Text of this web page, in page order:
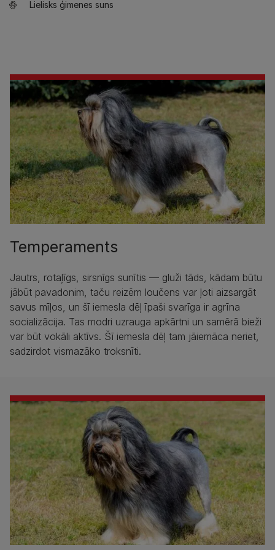
Lielisks ģimenes suns
Temperaments
Jautrs, rotaļīgs, sirsnīgs sunītis — gluži tāds, kādam būtu
jābūt pavadonim, taču reizēm loučens var ļoti aizsargāt
savus mīļos, un šī iemesla dēļ īpaši svarīga ir agrīna
socializācija. Tas modri uzrauga apkārtni un samērā bieži
var būt vokāli aktīvs. Šī iemesla dēļ tam jāiemāca neriet,
sadzirdot vismazāko troksnīti.